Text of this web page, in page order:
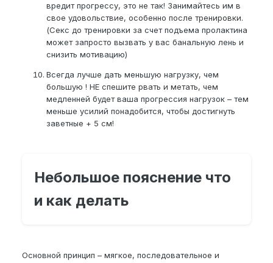
вредит прогрессу, это не так! Занимайтесь им в
свое удовольствие, особенно после тренировки.
(Секс до тренировки за счет подъема пролактина
может запросто вызвать у вас банальную лень и
снизить мотивацию)
Всегда лучше дать меньшую нагрузку, чем
большую ! НЕ спешите рвать и метать, чем
медленней будет ваша прогрессия нагрузок – тем
меньше усилий понадобится, чтобы достигнуть
заветные + 5 см!
Небольшое пояснение что
и как делать
Основной принцип – мягкое, последовательное и